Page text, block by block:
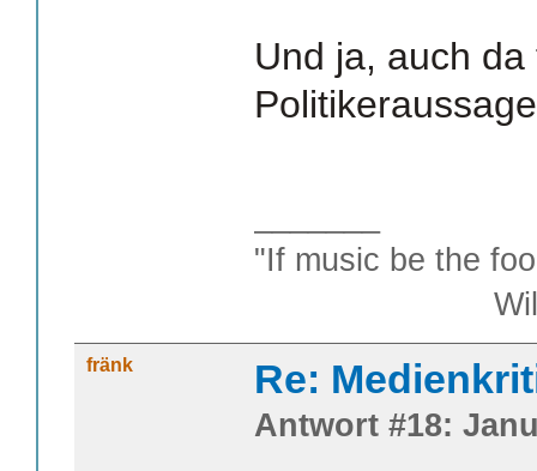
Und ja, auch
"If music be the
William
fränk Re:
Antwort #18: